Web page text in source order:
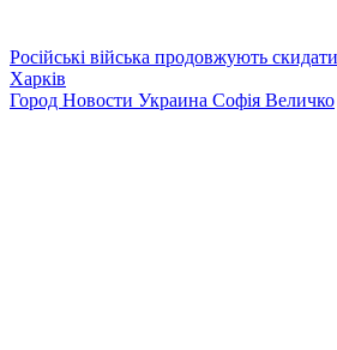
Російські війська продовжують
Харків
Город Новости Украина Софія Величко